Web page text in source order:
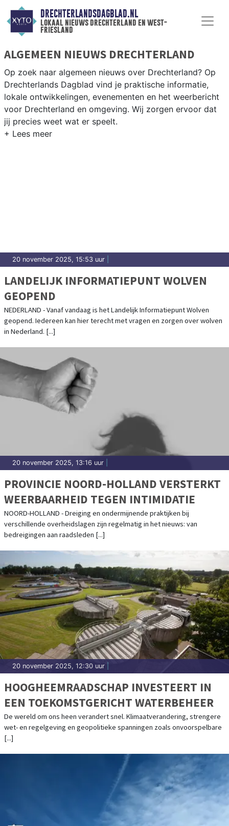
DRECHTERLANDSDAGBLAD.NL
lokaal nieuws drechterland en west-
friesland
ALGEMEEN NIEUWS DRECHTERLAND
Op zoek naar algemeen nieuws over Drechterland? Op
Drechterlands Dagblad vind je praktische informatie,
lokale ontwikkelingen, evenementen en het weerbericht
voor Drechterland en omgeving. Wij zorgen ervoor dat
jij precies weet wat er speelt.
20 november 2025, 15:53 uur
LANDELIJK INFORMATIEPUNT WOLVEN
GEOPEND
NEDERLAND - Vanaf vandaag is het Landelijk Informatiepunt Wolven
geopend. Iedereen kan hier terecht met vragen en zorgen over wolven
in Nederland. [...]
20 november 2025, 13:16 uur
PROVINCIE NOORD-HOLLAND VERSTERKT
WEERBAARHEID TEGEN INTIMIDATIE
NOORD-HOLLAND - Dreiging en ondermijnende praktijken bij
verschillende overheidslagen zijn regelmatig in het nieuws: van
bedreigingen aan raadsleden [...]
20 november 2025, 12:30 uur
HOOGHEEMRAADSCHAP INVESTEERT IN
EEN TOEKOMSTGERICHT WATERBEHEER
De wereld om ons heen verandert snel. Klimaatverandering, strengere
wet- en regelgeving en geopolitieke spanningen zoals onvoorspelbare
[...]